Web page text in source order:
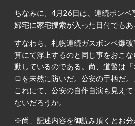
ちなみに、4月26日は、連続ボンベ
婦宅に家宅捜索が入った日付でもあ
すなわち、札幌連続ガスボンベ爆
算にて浮上するのと同じ事をおこ
動しているのである。尚、道警は
ロを未然に防いだ。公安の手柄だ。
これにて、公安の自作自演も見え
ないだろうか。
※尚、記述内容を御読み頂くとお分